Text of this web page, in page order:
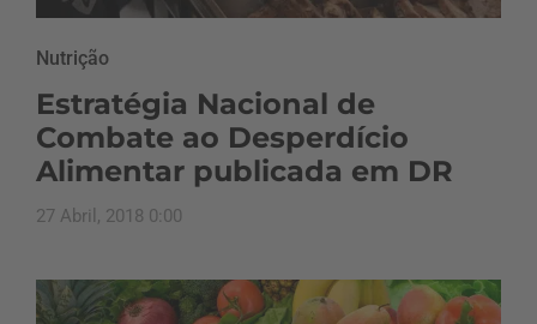
Nutrição
Estratégia Nacional de
Combate ao Desperdício
Alimentar publicada em DR
27 Abril, 2018 0:00